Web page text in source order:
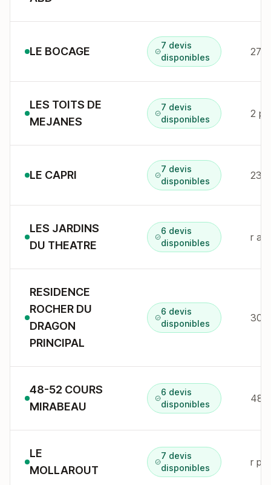
LE BOCAGE
7 devis
disponibles
LES TOITS DE
MEJANES
7 devis
disponibles
2 pl
LE CAPRI
7 devis
disponibles
23
LES JARDINS
DU THEATRE
6 devis
disponibles
r
RESIDENCE
ROCHER DU
DRAGON
PRINCIPAL
6 devis
disponibles
30
48-52 COURS
MIRABEAU
6 devis
disponibles
48
LE
MOLLAROUT
7 devis
disponibles
r